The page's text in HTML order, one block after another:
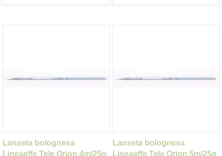
Lanseta bolognesa
Lineaeffe Tele Orion 4m/25g
Lanseta bolognesa
Lineaeffe Tele Orion 5m/25g